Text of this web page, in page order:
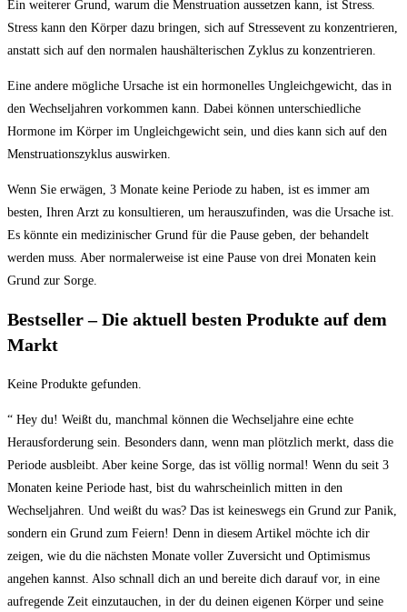
Ein weiterer Grund, warum die Menstruation aussetzen kann, ist Stress.
Stress kann den Körper dazu bringen, sich auf Stressevent zu konzentrieren,
anstatt sich auf den normalen haushälterischen Zyklus zu konzentrieren.
Eine andere mögliche Ursache ist ein hormonelles Ungleichgewicht, das in
den Wechseljahren vorkommen kann. Dabei können unterschiedliche
Hormone im Körper im Ungleichgewicht sein, und dies kann sich auf den
Menstruationszyklus auswirken.
Wenn Sie erwägen, 3 Monate keine Periode zu haben, ist es immer am
besten, Ihren Arzt zu konsultieren, um herauszufinden, was die Ursache ist.
Es könnte ein medizinischer Grund für die Pause geben, der behandelt
werden muss. Aber normalerweise ist eine Pause von drei Monaten kein
Grund zur Sorge.
Bestseller – Die aktuell besten Produkte auf dem
Markt
Keine Produkte gefunden.
“ Hey du! Weißt du, manchmal können die Wechseljahre eine echte
Herausforderung sein. Besonders dann, wenn man plötzlich merkt, dass die
Periode ausbleibt. Aber keine Sorge, das ist völlig normal! Wenn du seit 3
Monaten keine Periode hast, bist du wahrscheinlich mitten in den
Wechseljahren. Und weißt du was? Das ist keineswegs ein Grund zur Panik,
sondern ein Grund zum Feiern! Denn in diesem Artikel möchte ich dir
zeigen, wie du die nächsten Monate voller Zuversicht und Optimismus
angehen kannst. Also schnall dich an und bereite dich darauf vor, in eine
aufregende Zeit einzutauchen, in der du deinen eigenen Körper und seine